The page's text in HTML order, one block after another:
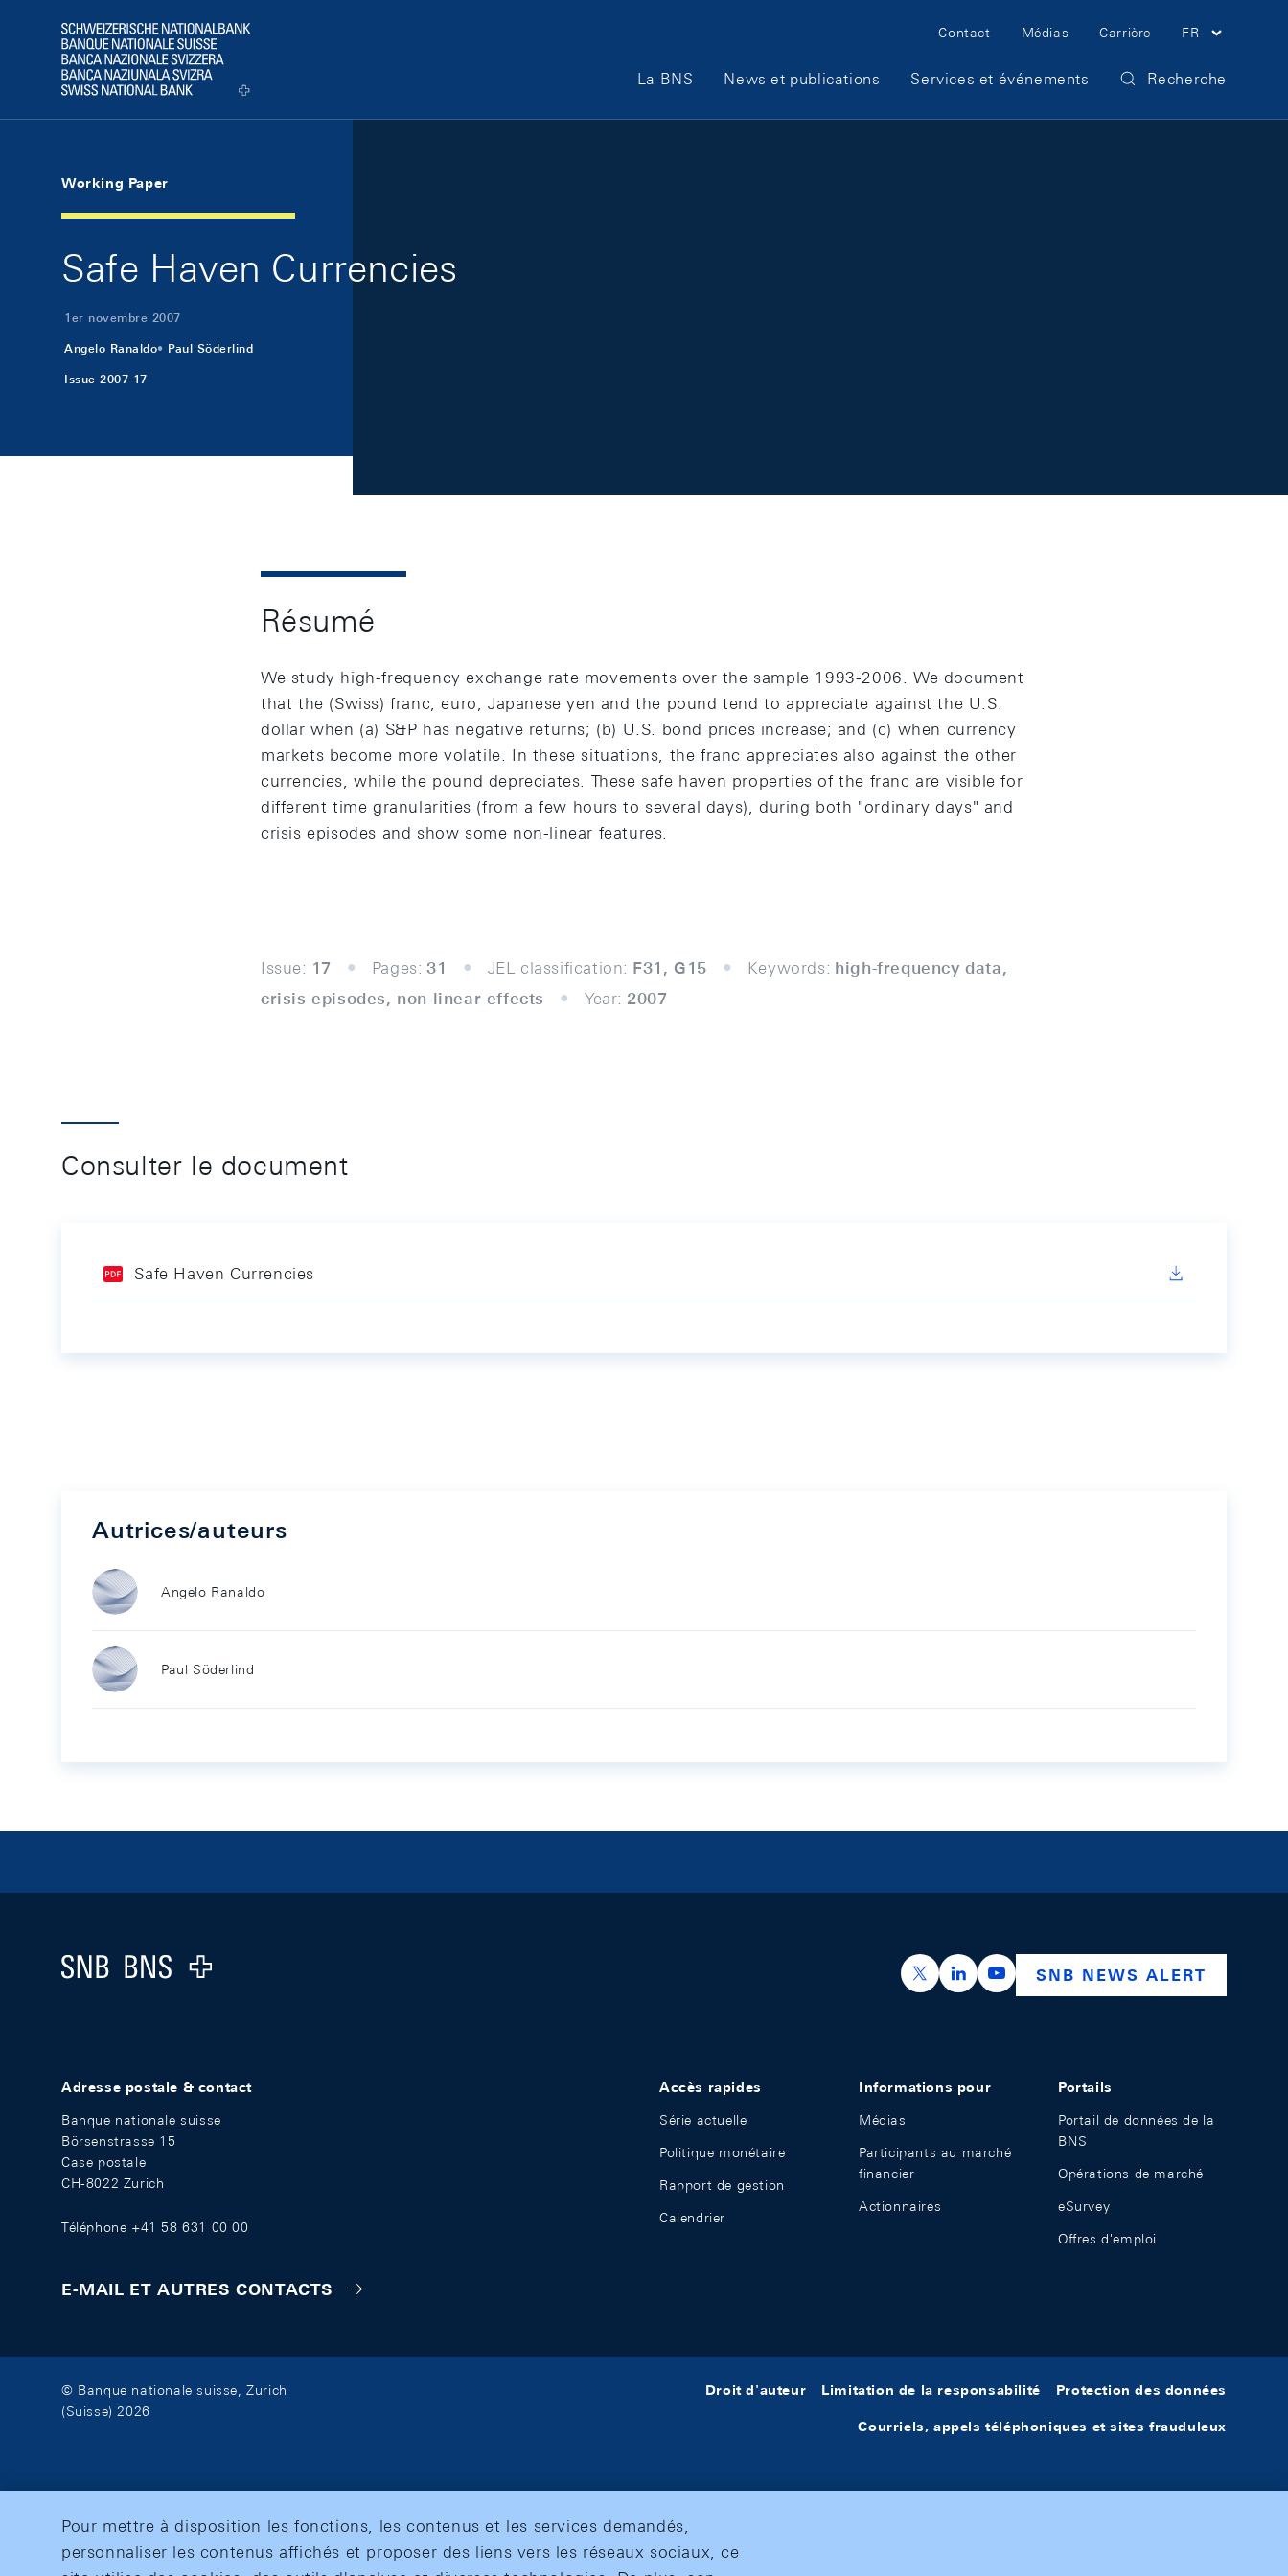
Logo
Meta Navigation
Contact Médias Carrière FR
Main Navigation
La BNS News et publications Services et événements Recherche
Working Paper
Safe Haven Currencies
1er novembre 2007
Angelo Ranaldo Paul Söderlind
Issue 2007-17
Résumé
We study high-frequency exchange rate movements over the sample 1993-2006. We document
that the (Swiss) franc, euro, Japanese yen and the pound tend to appreciate against the U.S.
dollar when (a) S&P has negative returns; (b) U.S. bond prices increase; and (c) when currency
markets become more volatile. In these situations, the franc appreciates also against the other
currencies, while the pound depreciates. These safe haven properties of the franc are visible for
different time granularities (from a few hours to several days), during both "ordinary days" and
crisis episodes and show some non-linear features.
Issue: 17 Pages: 31 JEL classification: F31, G15 Keywords: high-frequency data,
crisis episodes, non-linear effects
Year: 2007
Consulter le document
Safe Haven Currencies
Autrices/auteurs
Angelo Ranaldo
Paul Söderlind
Logo
https://x.com/snb_bns
https://ch.linkedin.com/company/swiss-
https://www.youtube.com/
SNB NEWS ALERT
Adresse postale & contact
Banque nationale suisse
Börsenstrasse 15
Case postale
CH-8022 Zurich
Téléphone +41 58 631 00 00
E-MAIL ET AUTRES CONTACTS
Accès rapides
Série actuelle
Politique monétaire
Rapport de gestion
Calendrier
Informations pour
Médias
Participants au marché
financier
Actionnaires
Portails
Portail de données de la
BNS
Opérations de marché
eSurvey
Offres d'emploi
© Banque nationale suisse, Zurich
(Suisse) 2026
Droit d'auteur Limitation de la responsabilité Protection des données
Courriels, appels téléphoniques et sites frauduleux
Pour mettre à disposition les fonctions, les contenus et les services demandés,
personnaliser les contenus affichés et proposer des liens vers les réseaux sociaux, ce